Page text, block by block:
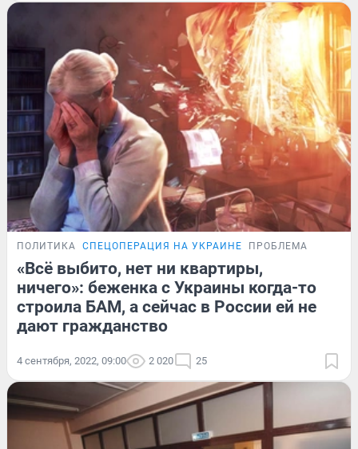
ПОЛИТИКА СПЕЦОПЕРАЦИЯ НА УКРАИНЕ ПРОБЛЕМА
«Всё выбито, нет ни квартиры,
ничего»: беженка с Украины когда-то
строила БАМ, а сейчас в России ей не
дают гражданство
4 сентября, 2022, 09:00 2 020 25